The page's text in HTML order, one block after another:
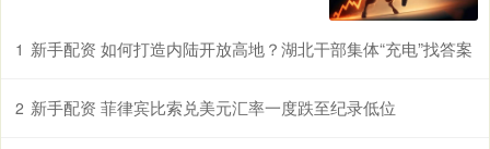
1 新手配资 如何打造内陆开放高地？湖北干部集体“充电”找答案
2 新手配资 菲律宾比索兑美元汇率一度跌至纪录低位